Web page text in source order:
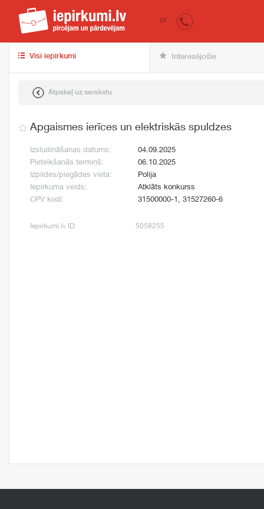
iepirkumi.lv
LV
Visi iepirkumi Interesējošie
Atpakaļ uz sarakstu
Apgaismes ierīces un elektriskās spuldzes
Izsludināšanas datums:
04.09.2025
Pieteikšanās termiņš:
06.10.2025
Izpildes/piegādes vieta:
Polija
Iepirkuma veids:
Atklāts konkurss
CPV kodi:
31500000-1, 31527260-6
Iepirkumi.lv ID: 5058255